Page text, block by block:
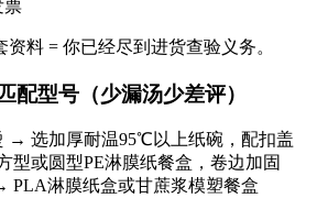
票
料 = 你已经尽到进货查验义务。
配型号（少漏汤少差评）
→ 选加厚耐温95℃以上纸碗，配扣盖
型或圆型PE淋膜纸餐盒，卷边加固
PLA淋膜纸盒或甘蔗浆模塑餐盒